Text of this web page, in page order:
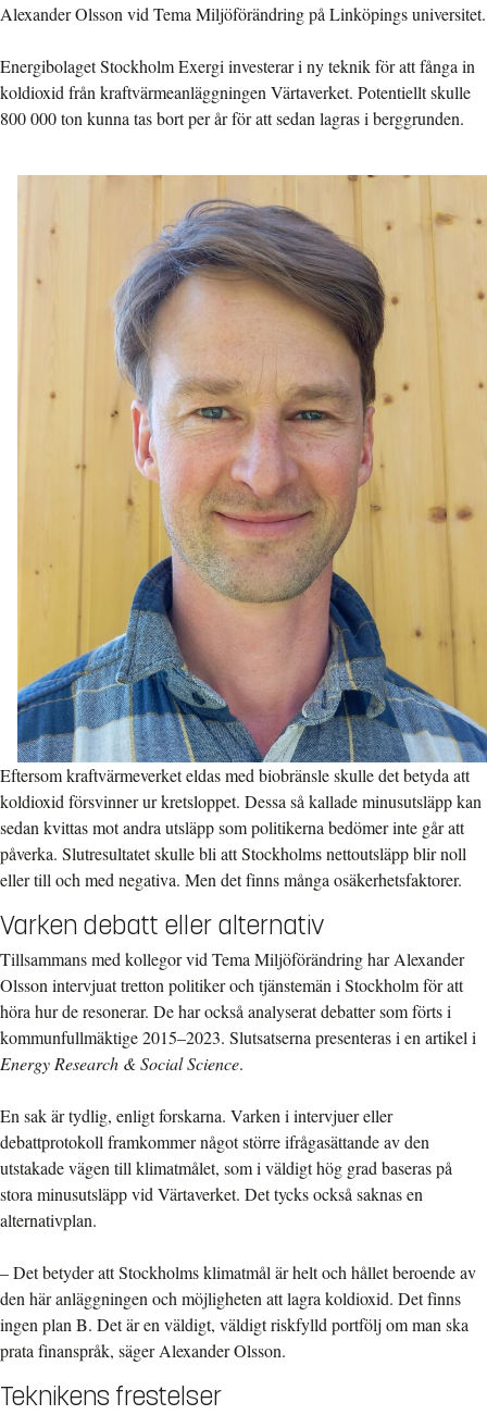
Alexander Olsson vid Tema Miljöförändring på Linköpings universitet.
Energibolaget Stockholm Exergi investerar i ny teknik för att fånga in
koldioxid från kraftvärmeanläggningen Värtaverket. Potentiellt skulle
800 000 ton kunna tas bort per år för att sedan lagras i berggrunden.
Eftersom kraftvärmeverket eldas med biobränsle skulle det betyda att
koldioxid försvinner ur kretsloppet. Dessa så kallade minusutsläpp kan
sedan kvittas mot andra utsläpp som politikerna bedömer inte går att
påverka. Slutresultatet skulle bli att Stockholms nettoutsläpp blir noll
eller till och med negativa. Men det finns många osäkerhetsfaktorer.
Varken debatt eller alternativ
Tillsammans med kollegor vid Tema Miljöförändring har Alexander
Olsson intervjuat tretton politiker och tjänstemän i Stockholm för att
höra hur de resonerar. De har också analyserat debatter som förts i
kommunfullmäktige 2015–2023. Slutsatserna presenteras i en artikel i
Energy Research & Social Science.
En sak är tydlig, enligt forskarna. Varken i intervjuer eller
debattprotokoll framkommer något större ifrågasättande av den
utstakade vägen till klimatmålet, som i väldigt hög grad baseras på
stora minusutsläpp vid Värtaverket. Det tycks också saknas en
alternativplan.
– Det betyder att Stockholms klimatmål är helt och hållet beroende av
den här anläggningen och möjligheten att lagra koldioxid. Det finns
ingen plan B. Det är en väldigt, väldigt riskfylld portfölj om man ska
prata finanspråk, säger Alexander Olsson.
Teknikens frestelser